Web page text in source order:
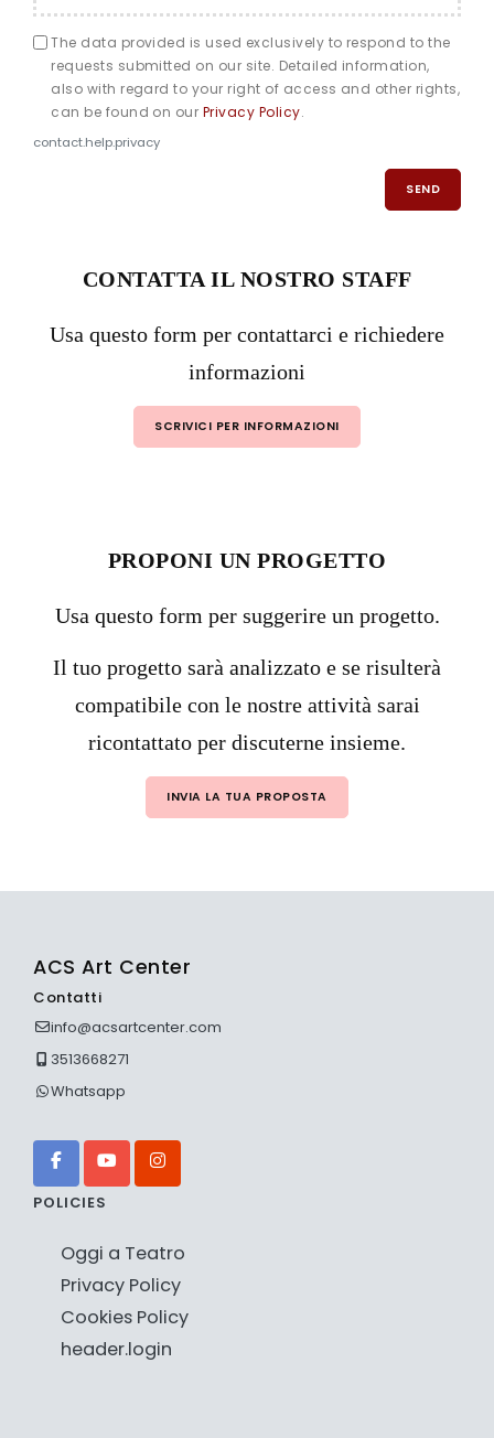
The data provided is used exclusively to respond to the
requests submitted on our site. Detailed information,
also with regard to your right of access and other rights,
can be found on our Privacy Policy.
contact.help.privacy
SEND
CONTATTA IL NOSTRO STAFF
Usa questo form per contattarci e richiedere
informazioni
SCRIVICI PER INFORMAZIONI
PROPONI UN PROGETTO
Usa questo form per suggerire un progetto.
Il tuo progetto sarà analizzato e se risulterà
compatibile con le nostre attività sarai
ricontattato per discuterne insieme.
INVIA LA TUA PROPOSTA
ACS Art Center
Contatti
info@acsartcenter.com
3513668271
Whatsapp
POLICIES
Oggi a Teatro
Privacy Policy
Cookies Policy
header.login